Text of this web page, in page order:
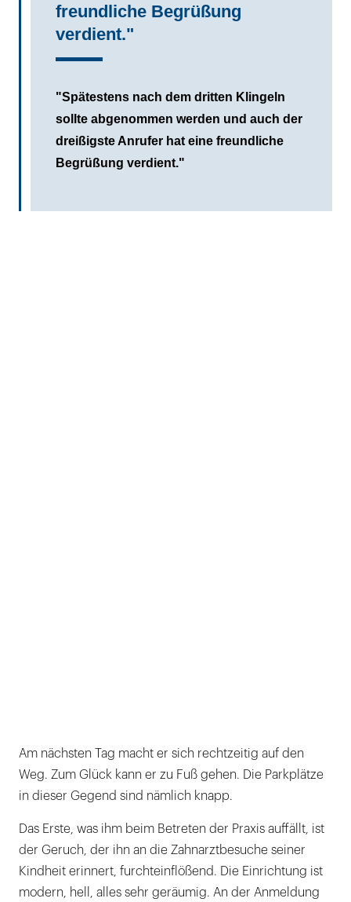
freundliche Begrüßung
verdient."
"Spätestens nach dem dritten Klingeln
sollte abgenommen werden und auch der
dreißigste Anrufer hat eine freundliche
Begrüßung verdient."
Am nächsten Tag macht er sich rechtzeitig auf den
Weg. Zum Glück kann er zu Fuß gehen. Die Parkplätze
in dieser Gegend sind nämlich knapp.
Das Erste, was ihm beim Betreten der Praxis auffällt, ist
der Geruch, der ihn an die Zahnarztbesuche seiner
Kindheit erinnert, furchteinflößend. Die Einrichtung ist
modern, hell, alles sehr geräumig. An der Anmeldung